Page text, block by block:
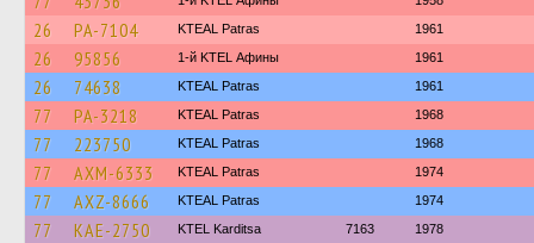
26 PA-7104 KTEAL Patras 1961
26 95856 1-й KTEL Афины 1961
26 74638 KTEAL Patras 1961
77 PA-3218 KTEAL Patras 1968
77 223750 KTEAL Patras 1968
77 AXM-6333 KTEAL Patras 1974
77 AXZ-8666 KTEAL Patras 1974
77 KAE-2750 ΚΤΕL Karditsa 7163 1978